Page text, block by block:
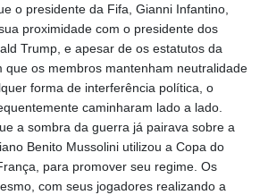
o presidente da Fifa, Gianni Infantino,
proximidade com o presidente dos
Trump, e apesar de os estatutos da
que os membros mantenham neutralidade
forma de interferência política, o
caminharam lado a lado.
a sombra da guerra já pairava sobre a
Benito Mussolini utilizou a Copa do
para promover seu regime. Os
com seus jogadores realizando a